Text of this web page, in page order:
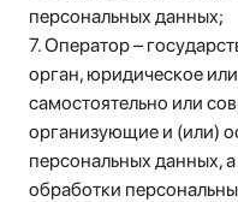
персональных данных;
7. Оператор –
орган, юридическое
самостоятельно или
организующие и (или)
персональных данных,
обработки